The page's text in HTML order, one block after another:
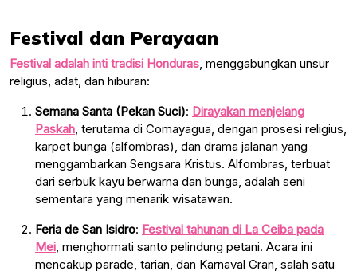
Festival dan Perayaan
Festival adalah inti tradisi Honduras , menggabungkan unsur
religius, adat, dan hiburan:
Semana Santa (Pekan Suci): Dirayakan menjelang
Paskah , terutama di Comayagua, dengan prosesi religius,
karpet bunga (alfombras), dan drama jalanan yang
menggambarkan Sengsara Kristus. Alfombras, terbuat
dari serbuk kayu berwarna dan bunga, adalah seni
sementara yang menarik wisatawan.
Feria de San Isidro: Festival tahunan di La Ceiba pada
Mei , menghormati santo pelindung petani. Acara ini
mencakup parade, tarian, dan Karnaval Gran, salah satu